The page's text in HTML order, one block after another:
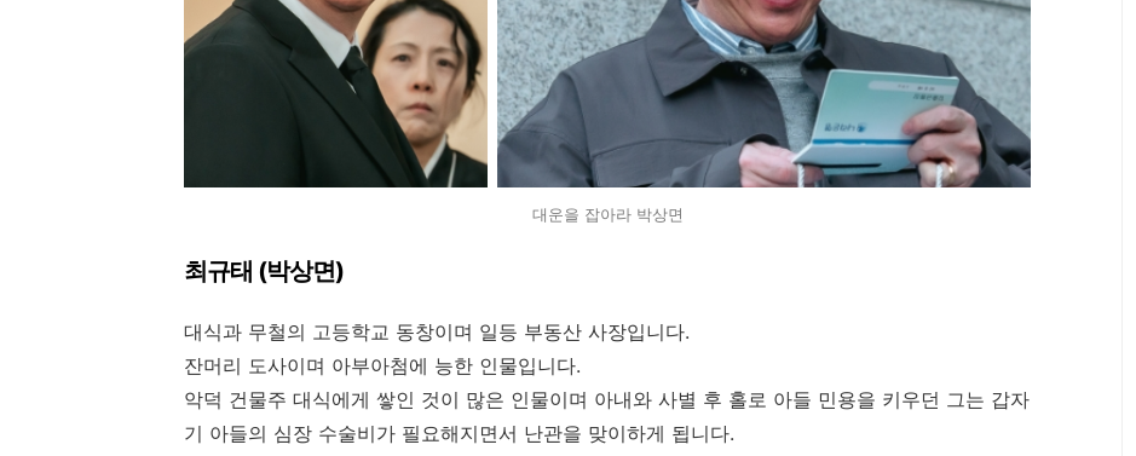
대운을 잡아라 박상면
최규태 (박상면)
대식과 무철의 고등학교 동창이며 일등 부동산 사장입니다.
잔머리 도사이며 아부아첨에 능한 인물입니다.
악덕 건물주 대식에게 쌓인 것이 많은 인물이며 아내와 사별 후 홀로 아들 민용을 키우던 그는 갑자
기 아들의 심장 수술비가 필요해지면서 난관을 맞이하게 됩니다.